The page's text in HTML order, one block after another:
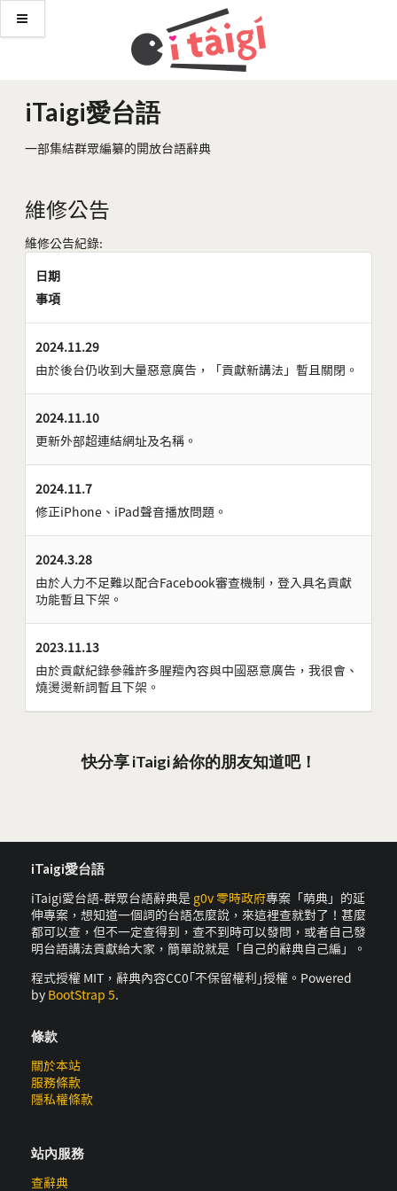
iTaigi愛台語
一部集結群眾編纂的開放台語辭典
維修公告
維修公告紀錄:
日期
事項
2024.11.29
由於後台仍收到大量惡意廣告，「貢獻新講法」暫且關閉。
2024.11.10
更新外部超連結網址及名稱。
2024.11.7
修正iPhone、iPad聲音播放問題。
2024.3.28
由於人力不足難以配合Facebook審查機制，登入具名貢獻
功能暫且下架。
2023.11.13
由於貢獻紀錄參雜許多腥羶內容與中國惡意廣告，我很會、
燒燙燙新詞暫且下架。
快分享 iTaigi 給你的朋友知道吧！
iTaigi愛台語
iTaigi愛台語-群眾台語辭典是 g0v 零時政府專案「萌典」的延
伸專案，想知道一個詞的台語怎麼說，來這裡查就對了！甚麼
都可以查，但不一定查得到，查不到時可以發問，或者自己發
明台語講法貢獻給大家，簡單說就是「自己的辭典自己編」。
程式授權 MIT，辭典內容CC0｢不保留權利｣授權。Powered
by BootStrap 5.
條款
關於本站
服務條款
隱私權條款
站內服務
查辭典